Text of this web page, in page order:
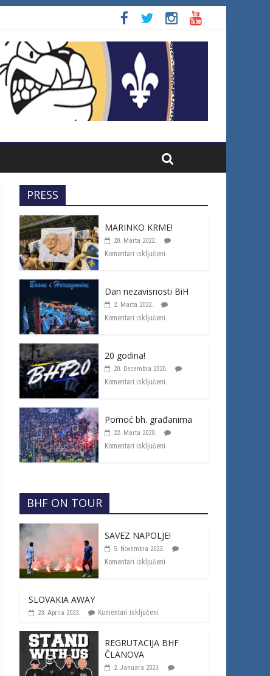
PRESS
MARINKO KRME!
20. Marta 2022.
Komentari isključeni
Dan nezavisnosti BiH
2. Marta 2022.
Komentari isključeni
20 godina!
20. Decembra 2020.
Komentari isključeni
Pomoć bh. građanima
22. Marta 2020.
Komentari isključeni
BHF ON TOUR
SAVEZ NAPOLJE!
5. Novembra 2023.
Komentari isključeni
SLOVAKIA AWAY
23. Aprila 2023. Komentari isključeni
REGRUTACIJA BHF
ČLANOVA
2. Januara 2023.